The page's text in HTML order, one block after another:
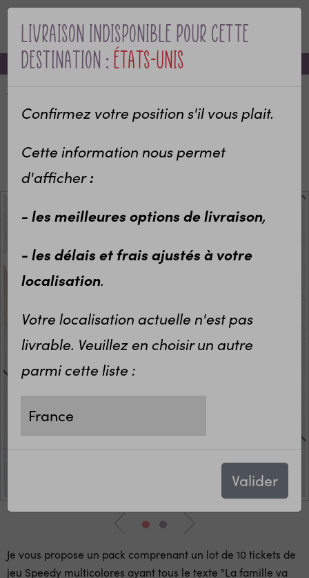
MENU
-10% sur votre première commande avec le code bienvenue
Livraison indisponible pour cette
destination :États-Unis
Confirmez votre position s'il vous plait.
Cette information nous permet
d'afficher:
- les meilleures options de livraison,
- les délais et frais ajustés à votre
localisation.
Votre localisation actuelle n'est pas
livrable. Veuillez en choisir un autre
parmi cette liste :
Valider
Annonce de grossesse
Annonce originale de grossesse
Lot de 10 tickets de jeu à gratter Speedy "La famille
va s'agrandir"|annonce grossesse
Je vous propose un pack comprenant un lot de 10 tickets de
jeu Speedy multicolores ayant tous le texte "La famille va